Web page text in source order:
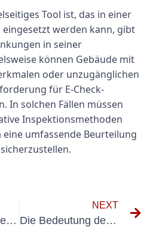
Tool ist, das in einer
eingesetzt werden kann, gibt
in seiner
können Gebäude mit
oder unzugänglichen
für E-Check-
In solchen Fällen müssen
Inspektionsmethoden
umfassende Beurteilung
Die Bedeutung der UVV-Prüfung im Ausstellungsdesign
NEXT
Die Bedeutung der DGUV V3-Prüfung für die Ausstellungsgestaltung